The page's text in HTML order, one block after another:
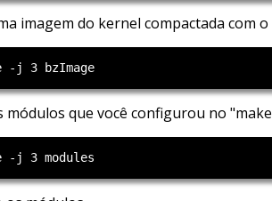
imagem do kernel compactada com
módulos que você configurou no